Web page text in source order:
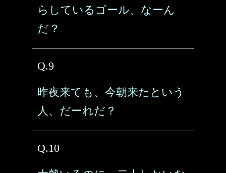
らしているゴール、なーん
だ？
Q.9
昨夜来ても、今朝来たという
人、だーれだ？
Q.10